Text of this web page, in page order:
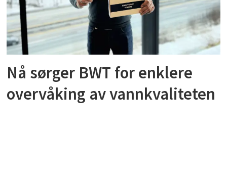
Nå sørger BWT for enklere
overvåking av vannkvaliteten